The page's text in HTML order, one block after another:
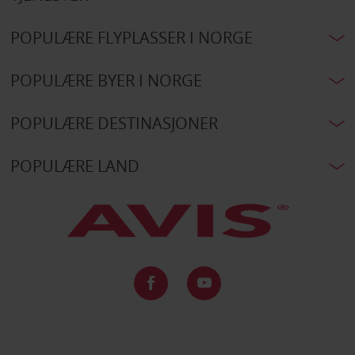
POPULÆRE FLYPLASSER I NORGE
POPULÆRE BYER I NORGE
POPULÆRE DESTINASJONER
POPULÆRE LAND